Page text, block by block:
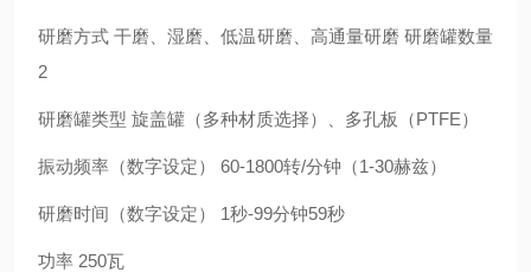
研磨方式 干磨、湿磨、低温研磨、高通量研磨 研磨罐数量
2
研磨罐类型 旋盖罐（多种材质选择）、多孔板（PTFE）
振动频率（数字设定） 60-1800转/分钟（1-30赫兹）
研磨时间（数字设定） 1秒-99分钟59秒
功率 250瓦